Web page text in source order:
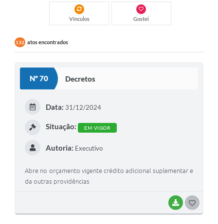
Vínculos Gostei
132 atos encontrados
Nº 70 Decretos
BAIXAR
Data: 31/12/2024
Situação: EM VIGOR
Autoria: Executivo
Abre no orçamento vigente crédito adicional suplementar e
da outras providências